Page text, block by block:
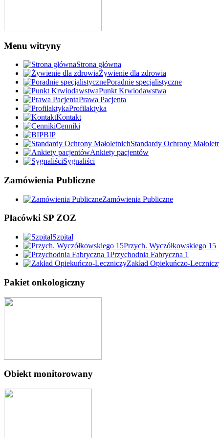
Menu witryny
Strona główna
Żywienie dla zdrowia
Poradnie specjalistyczne
Punkt Krwiodawstwa
Prawa Pacjenta
Profilaktyka
Kontakt
Cenniki
BIP
Standardy Ochrony
Ankiety pacjentów
Sygnaliści
Zamówienia Publiczne
Zamówienia Publiczne
Placówki SP ZOZ
Szpital
Przych. Wyczółkowskiego 15
Przychodnia Fabryczna 1
Zakład Opiekuńczo-
Pakiet onkologiczny
Obiekt monitorowany